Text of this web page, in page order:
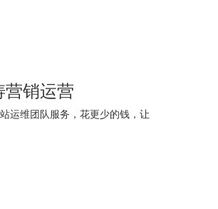
销运营
运维团队服务，花更少的钱，让